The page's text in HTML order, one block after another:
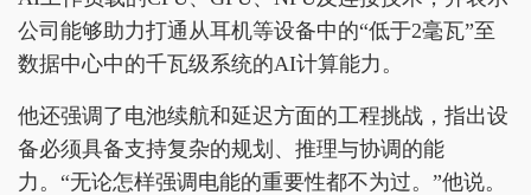
公司能够助力打通从耳机等设备中的“低于2毫瓦”至
数据中心中的千瓦级系统的AI计算能力。
他还强调了电池续航和延迟方面的工程挑战，指出设
备必须具备支持复杂的规划、推理与协调的能
力。“无论怎样强调电能的重要性都不为过。”他说。